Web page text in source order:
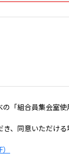
の「組合員集会室
、同意いただけ